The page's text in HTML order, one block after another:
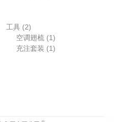
工具 22
个
产
空调翅梳 1 1
个
充注套装 1 1